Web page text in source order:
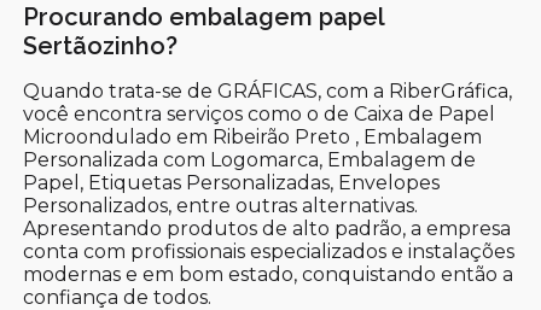
Procurando embalagem papel
Sertãozinho?
Quando trata-se de GRÁFICAS, com a RiberGráfica,
você encontra serviços como o de Caixa de Papel
Microondulado em Ribeirão Preto , Embalagem
Personalizada com Logomarca, Embalagem de
Papel, Etiquetas Personalizadas, Envelopes
Personalizados, entre outras alternativas.
Apresentando produtos de alto padrão, a empresa
conta com profissionais especializados e instalações
modernas e em bom estado, conquistando então a
confiança de todos.